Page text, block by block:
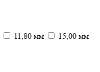
11,80 мм
15,00 мм